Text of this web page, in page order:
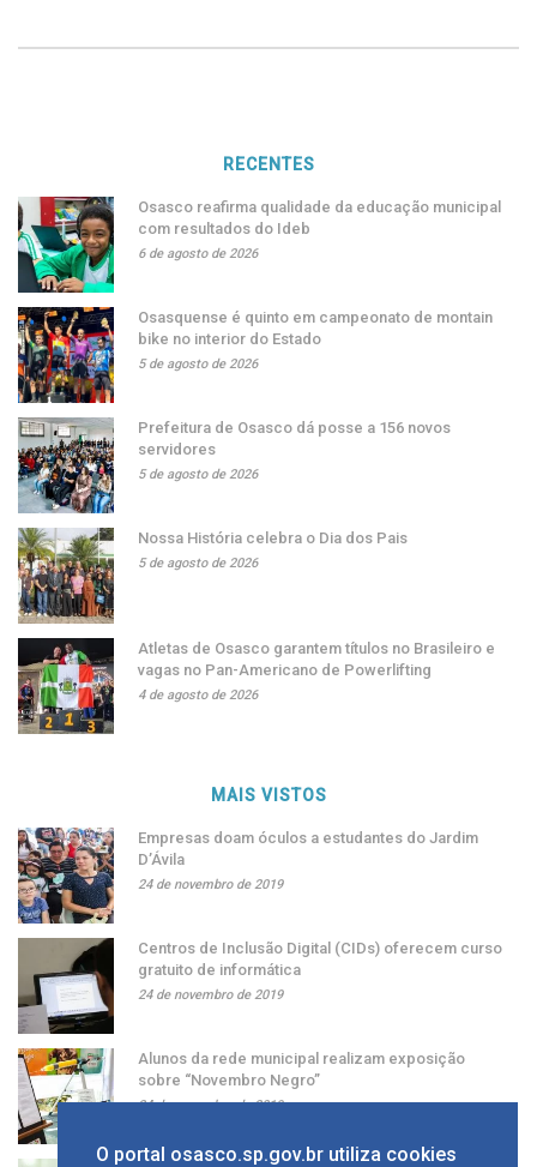
RECENTES
Osasco reafirma qualidade da educação municipal
com resultados do Ideb
6 de agosto de 2026
Osasquense é quinto em campeonato de montain
bike no interior do Estado
5 de agosto de 2026
Prefeitura de Osasco dá posse a 156 novos
servidores
5 de agosto de 2026
Nossa História celebra o Dia dos Pais
5 de agosto de 2026
Atletas de Osasco garantem títulos no Brasileiro e
vagas no Pan-Americano de Powerlifting
4 de agosto de 2026
MAIS VISTOS
Empresas doam óculos a estudantes do Jardim
D’Ávila
24 de novembro de 2019
Centros de Inclusão Digital (CIDs) oferecem curso
gratuito de informática
24 de novembro de 2019
Alunos da rede municipal realizam exposição
sobre “Novembro Negro”
24 de novembro de 2019
O portal osasco.sp.gov.br utiliza cookies